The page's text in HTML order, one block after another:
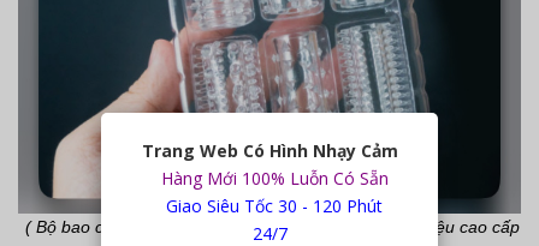
( Bộ bao cao su đôn khúc 6 cái được cấu tạo từ chất liệu cao cấp
Trang Web Có Hình Nhạy Cảm
Hàng Mới 100% Luỗn Có Sẵn
Giao Siêu Tốc 30 - 120 Phút
24/7